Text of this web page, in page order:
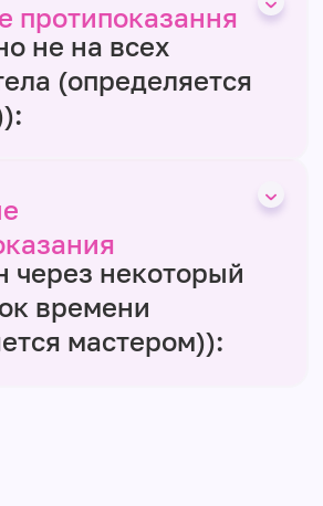
протипоказання
не на всех
(определяется
через некоторый
времени
мастером)):